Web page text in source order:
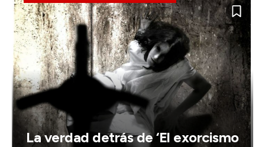
La verdad detrás de ‘El exorcismo